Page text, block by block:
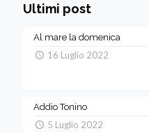
Ultimi post
Al mare la domenica
16 Luglio 2022
Addio Tonino
5 Luglio 2022